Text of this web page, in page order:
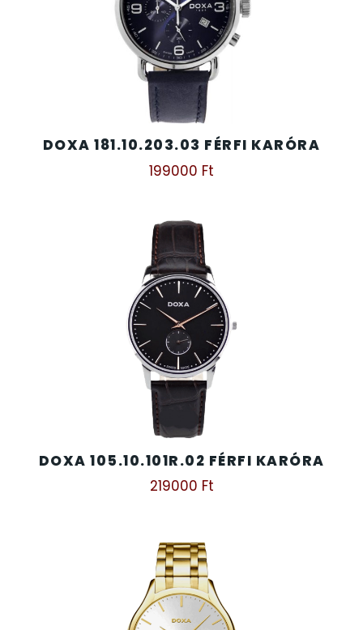
DOXA 181.10.203.03 FÉRFI KARÓRA
199000 Ft
DOXA 105.10.101R.02 FÉRFI KARÓRA
219000 Ft